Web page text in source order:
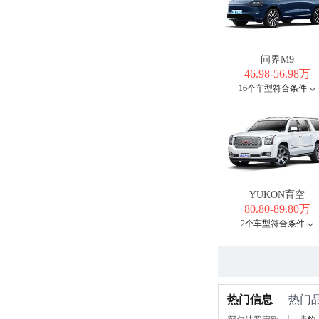
问界M9
46.98-56.98万
16个车型符合条件
YUKON育空
80.80-89.80万
2个车型符合条件
热门信息 热门